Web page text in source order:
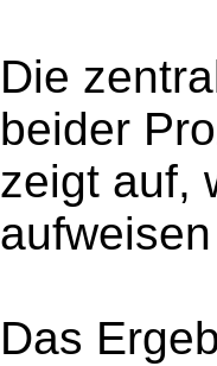
Die
beider
zeigt auf,
Das